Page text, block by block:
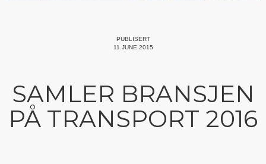
PUBLISERT
11.JUNE.2015
SAMLER BRANSJEN
PÅ TRANSPORT 2016